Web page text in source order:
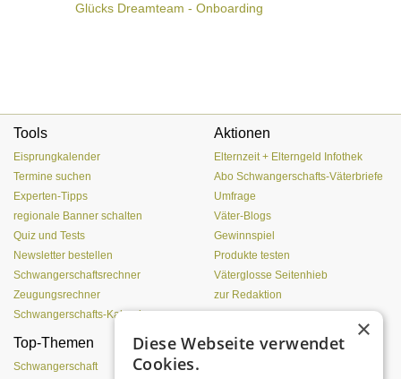
Glücks Dreamteam - Onboarding
Tools
Eisprungkalender
Termine suchen
Experten-Tipps
regionale Banner schalten
Quiz und Tests
Newsletter bestellen
Schwangerschaftsrechner
Zeugungsrechner
Schwangerschafts-Kalender
Aktionen
Elternzeit + Elterngeld Infothek
Abo Schwangerschafts-Väterbriefe
Umfrage
Väter-Blogs
Gewinnspiel
Produkte testen
Väterglosse Seitenhieb
zur Redaktion
Top-Themen
Schwangerschaft
Einen Lehmofen
×
Diese Webseite verwendet
Cookies.